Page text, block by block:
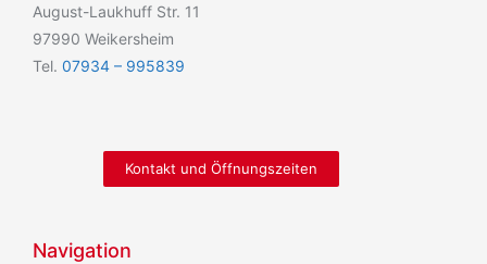
August-Laukhuff Str. 11
97990 Weikersheim
Tel. 07934 – 995839
Kontakt und Öffnungszeiten
Navigation